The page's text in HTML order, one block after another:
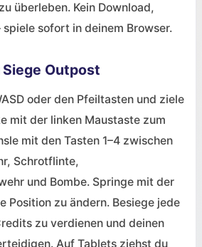
überleben. Kein Download,
spiele sofort in deinem Browser.
Outpost
oder den Pfeiltasten und ziele
mit der linken Maustaste zum
mit den Tasten 1–4 zwischen
Schrotflinte,
und Bombe. Springe mit der
Position zu ändern. Besiege jede
zu verdienen und deinen
Auf Tablets ziehst du